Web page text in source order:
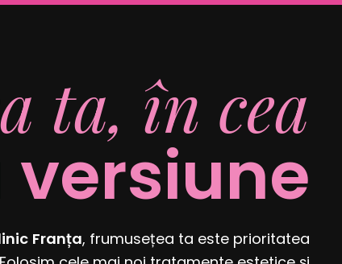
ta, în cea
Franța, frumusețea ta este prioritatea